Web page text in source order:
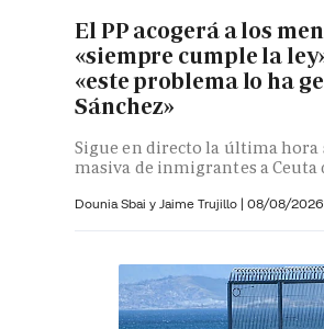
El PP acogerá a los
«siempre cumple la
«este problema lo ha
Sánchez»
Sigue en directo la última hora
masiva de inmigrantes a Ceuta
Dounia Sbai y Jaime Trujillo | 08/08/2026